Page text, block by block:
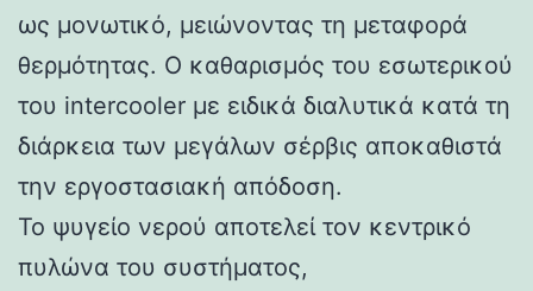
ως μονωτικό, μειώνοντας τη μεταφορά
θερμότητας. Ο καθαρισμός του εσωτερικού
του intercooler με ειδικά διαλυτικά κατά τη
διάρκεια των μεγάλων σέρβις αποκαθιστά
την εργοστασιακή απόδοση.
Το ψυγείο νερού αποτελεί τον κεντρικό
πυλώνα του συστήματος,